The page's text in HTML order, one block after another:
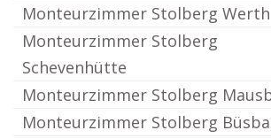
Monteurzimmer Stolberg Werth
Monteurzimmer Stolberg
Schevenhütte
Monteurzimmer Stolberg
Monteurzimmer Stolberg